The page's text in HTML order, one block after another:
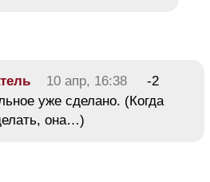
10 апр, 16:38
-2
уже сделано. (Когда
она…)